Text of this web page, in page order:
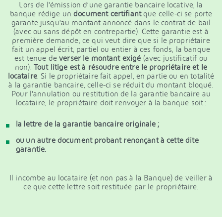
Lors de l'émission d’une garantie bancaire locative, la
banque rédige undocument certifiantque celle-ci se porte
garante jusqu'au montant annoncé dans le contrat de bail
(avec ou sans dépôt en contrepartie). Cette garantie est à
première demande, ce qui veut dire que si le propriétaire
fait un appel écrit, partiel ou entier à ces fonds, la banque
est tenue deverser le montant exigé (avec justificatif ou
non). Tout litige est à résoudre entre le propriétaire et le
locataire. Si le propriétaire fait appel, en partie ou en totalité
à la garantie bancaire, celle-ci se réduit du montant bloqué.
Pour l'annulation ou restitution de la garantie bancaire au
locataire, le propriétaire doit renvoyer à la banque soit :
la lettre de la garantie bancaire originale ;
ou un autre document probant renonçant à cette dite
garantie.
Il incombe au locataire (et non pas à la Banque) de veiller à
ce que cette lettre soit restituée par le propriétaire.